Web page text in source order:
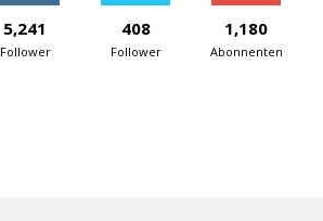
5,241
Follower
408
Follower
1,180
Abonnenten